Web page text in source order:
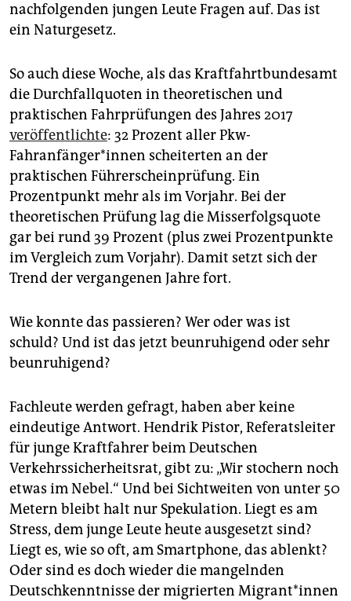
epaper login
nachfolgenden jungen Leute Fragen auf. Das ist
ein Naturgesetz.
So auch diese Woche, als das Kraftfahrtbundesamt
die Durchfallquoten in theoretischen und
praktischen Fahrprüfungen des Jahres 2017
veröffentlichte: 32 Prozent aller Pkw-
Fahranfänger*innen scheiterten an der
praktischen Führerscheinprüfung. Ein
Prozentpunkt mehr als im Vorjahr. Bei der
theoretischen Prüfung lag die Misserfolgsquote
gar bei rund 39 Prozent (plus zwei Prozentpunkte
im Vergleich zum Vorjahr). Damit setzt sich der
Trend der vergangenen Jahre fort.
Wie konnte das passieren? Wer oder was ist
schuld? Und ist das jetzt beunruhigend oder sehr
beunruhigend?
Fachleute werden gefragt, haben aber keine
eindeutige Antwort. Hendrik Pistor, Referatsleiter
für junge Kraftfahrer beim Deutschen
Verkehrssicherheitsrat, gibt zu: „Wir stochern noch
etwas im Nebel.“ Und bei Sichtweiten von unter 50
Metern bleibt halt nur Spekulation. Liegt es am
Stress, dem junge Leute heute ausgesetzt sind?
Liegt es, wie so oft, am Smartphone, das ablenkt?
Oder sind es doch wieder die mangelnden
Deutschkenntnisse der migrierten Migrant*innen